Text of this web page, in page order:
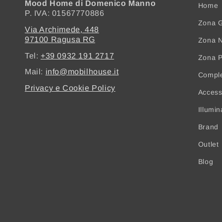
Mood Home di Domenico Manno
P. IVA: 01567770886
Via Archimede, 448
97100 Ragusa RG
Tel: +39 0932 191 2717
Mail: info@mobilhouse.it
Privacy e Cookie Policy
Home
Zona
Zona
Zona
Brand
Outlet
Blog